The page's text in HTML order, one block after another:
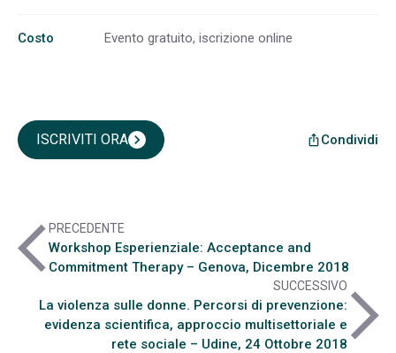
Costo Evento gratuito, iscrizione online
ISCRIVITI ORAchevron_right ios_shareCondividi
arrow_back_iosPRECEDENTE
Workshop Esperienziale: Acceptance and
Commitment Therapy – Genova, Dicembre 2018
SUCCESSIVO
La violenza sulle donne. Percorsi di prevenzione:
evidenza scientifica, approccio multisettoriale e
rete sociale – Udine, 24 Ottobre 2018arrow_forward_ios